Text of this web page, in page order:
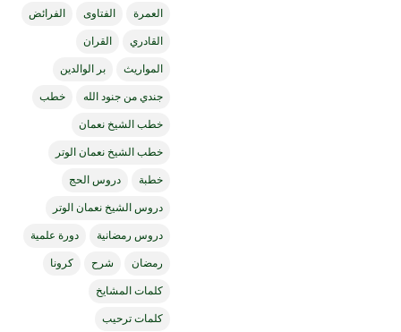
العمرة الفتاوى الفرائض
القادري القران
المواريث بر الوالدين
جندي من جنود الله خطب
خطب الشيخ نعمان
خطب الشيخ نعمان الوتر
خطبة دروس الحج
دروس الشيخ نعمان الوتر
دروس رمضانية دورة علمية
رمضان شرح كرونا
كلمات المشايخ
كلمات ترحيب